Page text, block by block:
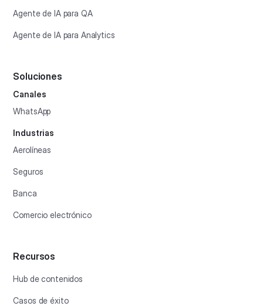
Agente de IA para QA
Agente de IA para Analytics
Soluciones
Canales
WhatsApp
Industrias
Aerolíneas
Seguros
Banca
Comercio electrónico
Recursos
Hub de contenidos
Casos de éxito